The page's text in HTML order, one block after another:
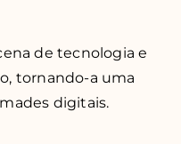
de tecnologia e
tornando-a uma
digitais.